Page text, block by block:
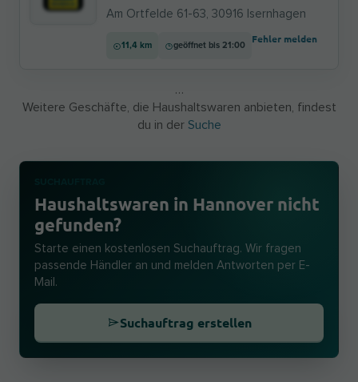
Am Ortfelde 61-63, 30916 Isernhagen
11,4 km geöffnet bis 21:00
Fehler melden
…
Weitere Geschäfte, die Haushaltswaren anbieten, findest
du in der Suche
Haushaltswaren in Hannover nicht
gefunden?
Starte einen kostenlosen Suchauftrag. Wir fragen
passende Händler an und melden Antworten per E-
Mail.
Suchauftrag erstellen